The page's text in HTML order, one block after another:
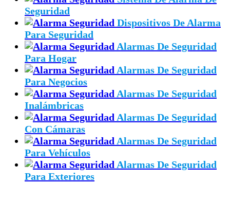
Seguridad
Dispositivos De Alarma
Para Seguridad
Alarmas De Seguridad
Para Hogar
Alarmas De Seguridad
Para Negocios
Alarmas De Seguridad
Inalámbricas
Alarmas De Seguridad
Con Cámaras
Alarmas De Seguridad
Para Vehículos
Alarmas De Seguridad
Para Exteriores